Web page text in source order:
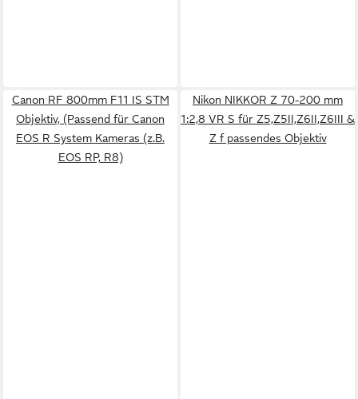
Canon RF 800mm F11 IS STM
Objektiv, (Passend für Canon
EOS R System Kameras (z.B.
EOS RP, R8)
Nikon NIKKOR Z 70-200 mm
1:2,8 VR S für Z5,Z5II,Z6II,Z6III &
Z f passendes Objektiv